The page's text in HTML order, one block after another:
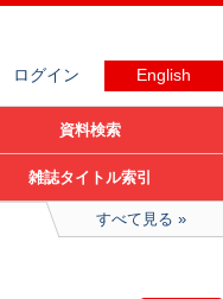
ログイン English
資料検索
雑誌タイトル索引
すべて見る